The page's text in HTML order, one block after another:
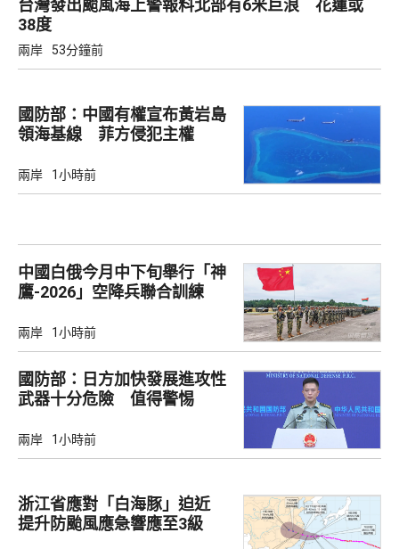
台灣發出颱風海上警報料北部有6米巨浪 花蓮或
38度
兩岸 53分鐘前
國防部：中國有權宣布黃岩島
領海基線 菲方侵犯主權
兩岸 1小時前
中國白俄今月中下旬舉行「神
鷹-2026」空降兵聯合訓練
兩岸 1小時前
國防部：日方加快發展進攻性
武器十分危險 值得警惕
兩岸 1小時前
浙江省應對「白海豚」迫近
提升防颱風應急響應至3級